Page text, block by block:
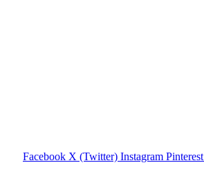
Facebook X (Twitter) Instagram Pinterest